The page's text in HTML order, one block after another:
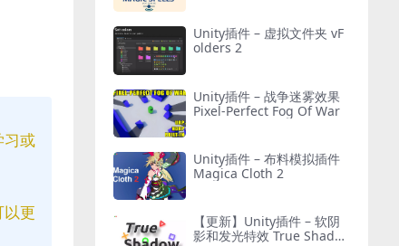
习或
更
Unity插件 – 虚拟文件夹 vF
olders 2
Unity插件 – 战争迷雾效果
Pixel-Perfect Fog Of War
Unity插件 – 布料模拟插件
Magica Cloth 2
【更新】Unity插件 – 软阴
影和发光特效 True Shado